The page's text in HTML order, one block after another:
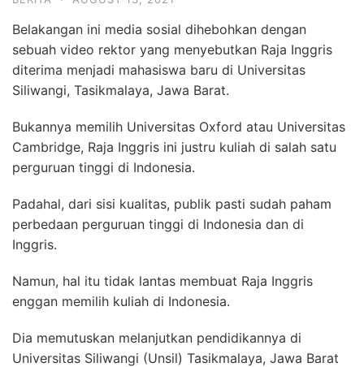
Belakangan ini media sosial dihebohkan dengan
sebuah video rektor yang menyebutkan Raja Inggris
diterima menjadi mahasiswa baru di Universitas
Siliwangi, Tasikmalaya, Jawa Barat.
Bukannya memilih Universitas Oxford atau Universitas
Cambridge, Raja Inggris ini justru kuliah di salah satu
perguruan tinggi di Indonesia.
Padahal, dari sisi kualitas, publik pasti sudah paham
perbedaan perguruan tinggi di Indonesia dan di
Inggris.
Namun, hal itu tidak lantas membuat Raja Inggris
enggan memilih kuliah di Indonesia.
Dia memutuskan melanjutkan pendidikannya di
Universitas Siliwangi (Unsil) Tasikmalaya, Jawa Barat